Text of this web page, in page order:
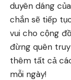
duyên dáng
chắn sẽ tiếp
vui cho cộng
đừng quên
thêm tất cả
mỗi ngày!